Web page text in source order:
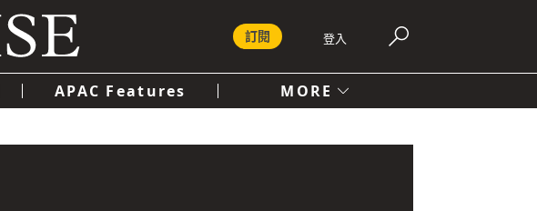
登入
訂閱
APAC Features MORE